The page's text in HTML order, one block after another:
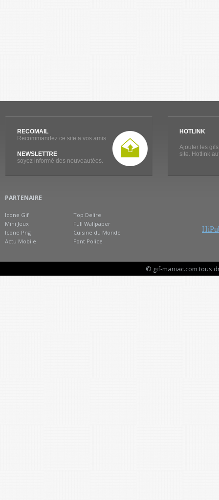
RECOMAIL
Recommandez ce site a vos amis.
NEWSLETTRE
soyez informé des nouveautées.
HOTLINK
Ajouter les
site. Hotlink
PARTENAIRE
Icone Gif
Mini Jeux
Icone Png
Actu Mobile
Top Delire
Full Wallpaper
Cuisine du Monde
Font Police
© gif-maniac.com tous